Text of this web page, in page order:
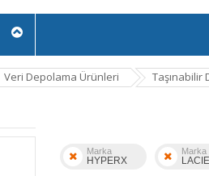
Veri Depolama Ürünleri Taşınabilir
Marka
HYPERX
Marka
LACIE